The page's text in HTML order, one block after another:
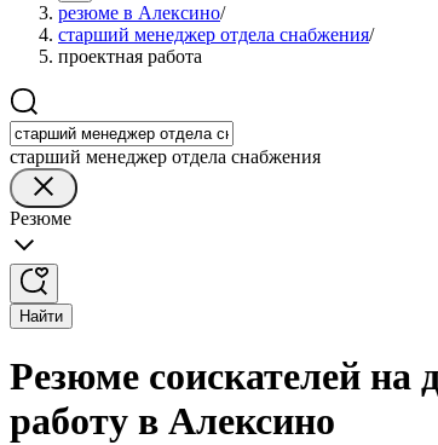
резюме в Алексино/
старший менеджер отдела снабжения/
проектная работа
старший менеджер отдела снабжения
Резюме
Найти
Резюме соискателей на
работу в Алексино